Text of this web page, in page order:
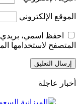
الموقع الإلكتروني
احفظ اسمي، بريدي
المتصفح لاستخدامها
أخبار عاجلة